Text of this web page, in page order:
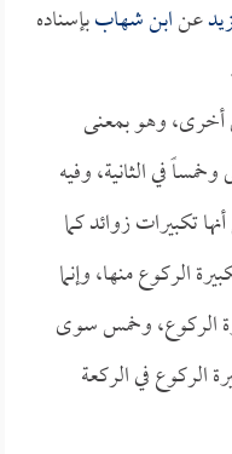
عنابن شهاببإسناده
وهو بمعنى
في الثانية، وفيه
تكبيرات زوائد كما
الركوع منها، وإنما
الركوع، وخمس سوى
الركوع في الركعة